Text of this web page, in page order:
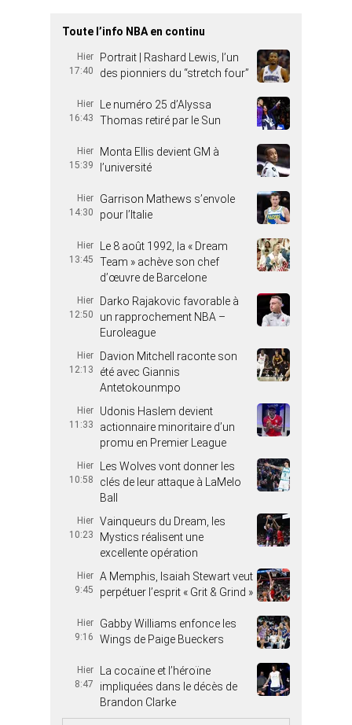
Toute l’info NBA en continu
Hier
17:40
Portrait | Rashard Lewis, l’un
des pionniers du “stretch four”
Hier
16:43
Le numéro 25 d’Alyssa
Thomas retiré par le Sun
Hier
15:39
Monta Ellis devient GM à
l’université
Hier
14:30
Garrison Mathews s’envole
pour l’Italie
Hier
13:45
Le 8 août 1992, la « Dream
Team » achève son chef
d’œuvre de Barcelone
Hier
12:50
Darko Rajakovic favorable à
un rapprochement NBA –
Euroleague
Hier
12:13
Davion Mitchell raconte son
été avec Giannis
Antetokounmpo
Hier
11:33
Udonis Haslem devient
actionnaire minoritaire d’un
promu en Premier League
Hier
10:58
Les Wolves vont donner les
clés de leur attaque à LaMelo
Ball
Hier
10:23
Vainqueurs du Dream, les
Mystics réalisent une
excellente opération
Hier
9:45
A Memphis, Isaiah Stewart veut
perpétuer l’esprit « Grit & Grind »
Hier
9:16
Gabby Williams enfonce les
Wings de Paige Bueckers
Hier
8:47
La cocaïne et l’héroïne
impliquées dans le décès de
Brandon Clarke